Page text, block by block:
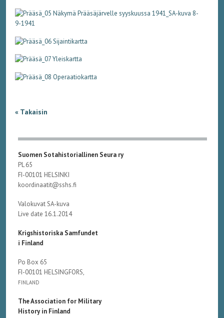
« Takaisin
Suomen Sotahistoriallinen Seura ry
PL 65
FI-00101 HELSINKI
koordinaatit@sshs.fi
Valokuvat SA-kuva
Live date 16.1.2014
Krigshistoriska Samfundet
i Finland
Po Box 65
FI-00101 HELSINGFORS,
FINLAND
The Association for Military
History in Finland